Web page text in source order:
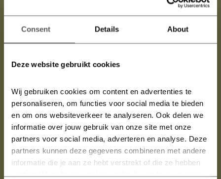
Consent Details About
Deze website gebruikt cookies
Wij gebruiken cookies om content en advertenties te
personaliseren, om functies voor social media te bieden
en om ons websiteverkeer te analyseren. Ook delen we
informatie over jouw gebruik van onze site met onze
partners voor social media, adverteren en analyse. Deze
partners kunnen deze gegevens combineren met andere
informatie die je aan ze hebt verstrekt of die ze hebben
verzameld op basis van jouw gebruik van hun services.
Verkoop en informatie
T:033 ­ 24 60 601
Bakkerswaard Nijkerkerveen
In het vriendelijke dorp Nijkerkerveen komt aan de